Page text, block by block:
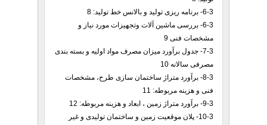
6-3- برنامه ریزی تولید و بالانس خط تولید: 8
6-3- بررسی ماشین آلات وتجهیزات مورد نیاز و
مشخصات فنی 9
7-3- جدول برآورد میزان مصرف مواد اولیه و بسته بندی
مصرفی سالانه 10
8-3- برآورد متراژ ساختمان سازی طرح، مشخصات
فنی و هزینه مربوطه: 11
9-3- برآورد متراژ زمین ، ابعاد و هزینه مربوطه: 12
10-3- پلان موقعیت زمین و ساختمان تولیدی و غیر